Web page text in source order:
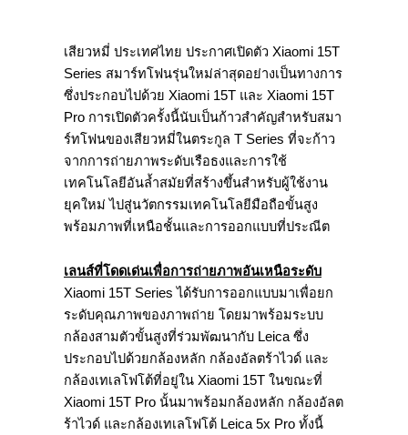
เสียวหมี่ ประเทศไทย ประกาศเปิดตัว Xiaomi 15T
Series สมาร์ทโฟนรุ่นใหม่ล่าสุดอย่างเป็นทางการ
ซึ่งประกอบไปด้วย Xiaomi 15T และ Xiaomi 15T
Pro การเปิดตัวครั้งนี้นับเป็นก้าวสำคัญสำหรับสมา
ร์ทโฟนของเสียวหมี่ในตระกูล T Series ที่จะก้าว
จากการถ่ายภาพระดับเรือธงและการใช้
เทคโนโลยีอันล้ำสมัยที่สร้างขึ้นสำหรับผู้ใช้งาน
ยุคใหม่ ไปสู่นวัตกรรมเทคโนโลยีมือถือขั้นสูง
พร้อมภาพที่เหนือชั้นและการออกแบบที่ประณีต
เลนส์ที่โดดเด่นเพื่อการถ่ายภาพอันเหนือระดับ
Xiaomi 15T Series ได้รับการออกแบบมาเพื่อยก
ระดับคุณภาพของภาพถ่าย โดยมาพร้อมระบบ
กล้องสามตัวขั้นสูงที่ร่วมพัฒนากับ Leica ซึ่ง
ประกอบไปด้วยกล้องหลัก กล้องอัลตร้าไวด์ และ
กล้องเทเลโฟโต้ที่อยู่ใน Xiaomi 15T ในขณะที่
Xiaomi 15T Pro นั้นมาพร้อมกล้องหลัก กล้องอัลต
ร้าไวด์ และกล้องเทเลโฟโต้ Leica 5x Pro ทั้งนี้